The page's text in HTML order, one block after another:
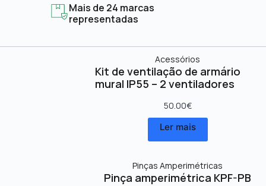
Mais de 24 marcas
representadas
Acessórios
Kit de ventilação de armário
mural IP55 – 2 ventiladores
50.00€
Ler mais
Pinças Amperimétricas
Pinça amperimétrica KPF-PB